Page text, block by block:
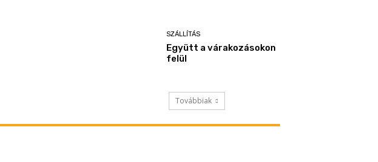
SZÁLLÍTÁS
Együtt a várakozásokon
felül
Továbbiak